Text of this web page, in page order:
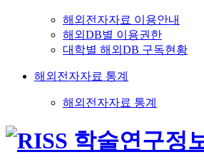
해외전자자료 이용안내
해외DB별 이용권한
대학별 해외DB 구독현황
해외전자자료 통계
해외전자자료 통계